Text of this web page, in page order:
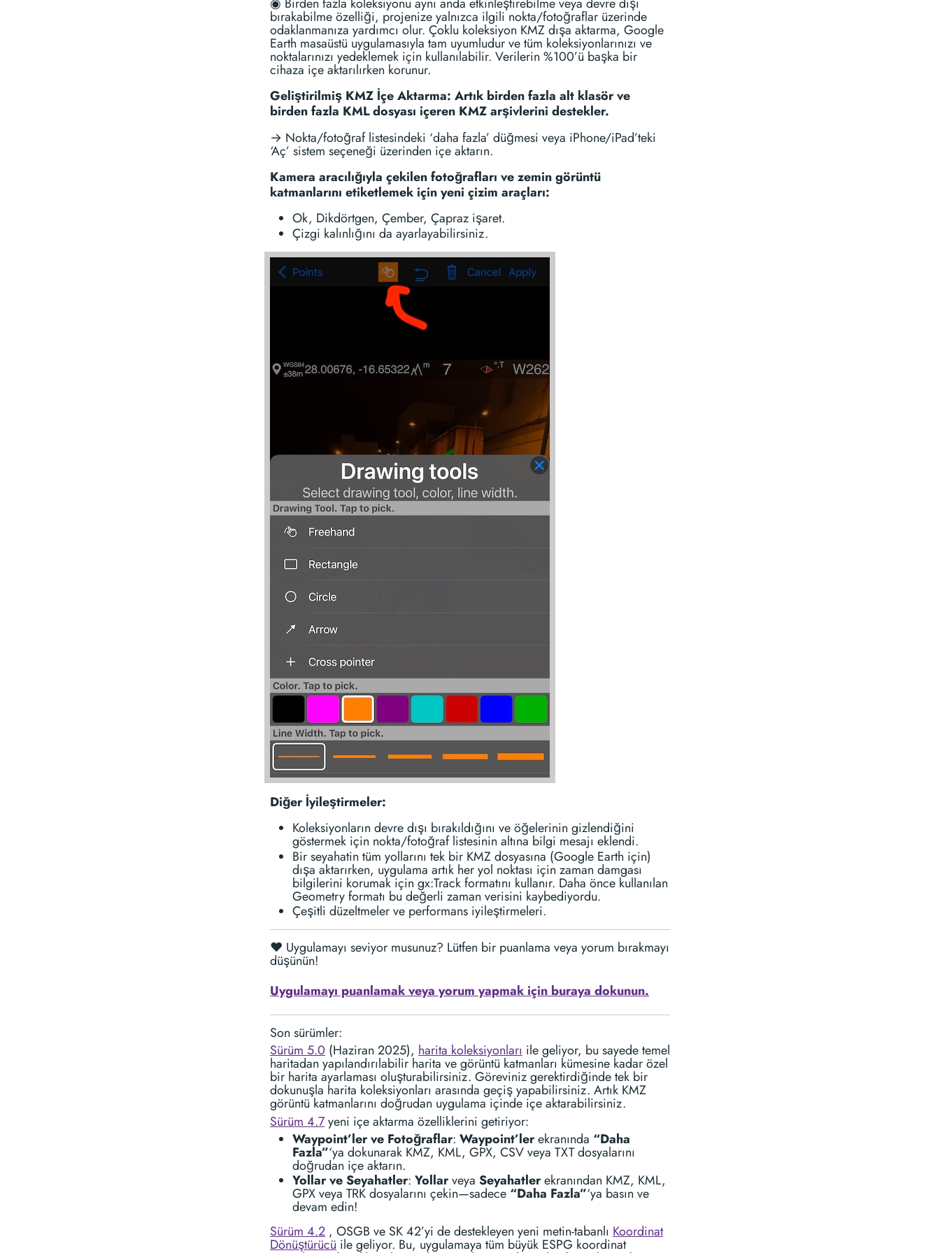
bırakabilme özelliği, projenize yalnızca ilgili nokta/fotoğraflar üzerinde
odaklanmanıza yardımcı olur. Çoklu koleksiyon KMZ dışa aktarma, Google
Earth masaüstü uygulamasıyla tam uyumludur ve tüm koleksiyonlarınızı ve
noktalarınızı yedeklemek için kullanılabilir. Verilerin %100’ü başka bir
cihaza içe aktarılırken korunur.
Geliştirilmiş KMZ İçe Aktarma: Artık birden fazla alt klasör ve
birden fazla KML dosyası içeren KMZ arşivlerini destekler.
→ Nokta/fotoğraf listesindeki ‘daha fazla’ düğmesi veya iPhone/iPad’teki
‘Aç’ sistem seçeneği üzerinden içe aktarın.
Kamera aracılığıyla çekilen fotoğrafları ve zemin görüntü
katmanlarını etiketlemek için yeni çizim araçları:
Ok, Dikdörtgen, Çember, Çapraz işaret.
Çizgi kalınlığını da ayarlayabilirsiniz.
Diğer İyileştirmeler:
Koleksiyonların devre dışı bırakıldığını ve öğelerinin gizlendiğini
göstermek için nokta/fotoğraf listesinin altına bilgi mesajı eklendi.
Bir seyahatin tüm yollarını tek bir KMZ dosyasına (Google Earth için)
dışa aktarırken, uygulama artık her yol noktası için zaman damgası
bilgilerini korumak için gx:Track formatını kullanır. Daha önce kullanılan
Geometry formatı bu değerli zaman verisini kaybediyordu.
Çeşitli düzeltmeler ve performans iyileştirmeleri.
❤️ Uygulamayı seviyor musunuz? Lütfen bir puanlama veya yorum bırakmayı
düşünün!
Uygulamayı puanlamak veya yorum yapmak için buraya dokunun.
Son sürümler:
Sürüm 5.0 (Haziran 2025), harita koleksiyonları ile geliyor, bu sayede temel
haritadan yapılandırılabilir harita ve görüntü katmanları kümesine kadar özel
bir harita ayarlaması oluşturabilirsiniz. Göreviniz gerektirdiğinde tek bir
dokunuşla harita koleksiyonları arasında geçiş yapabilirsiniz. Artık KMZ
görüntü katmanlarını doğrudan uygulama içinde içe aktarabilirsiniz.
Sürüm 4.7yeni içe aktarma özelliklerini getiriyor:
Waypoint’ler ve Fotoğraflar: Waypoint’lerekranında “Daha
Fazla”‘ya dokunarak KMZ, KML, GPX, CSV veya TXT dosyalarını
doğrudan içe aktarın.
Yollar ve Seyahatler: Yollarveya Seyahatlerekranından KMZ, KML,
GPX veya TRK dosyalarını çekin—sadece “Daha Fazla”‘ya basın ve
devam edin!
Sürüm 4.2 , OSGB ve SK 42’yi de destekleyen yeni metin-tabanlı Koordinat
Dönüştürücü ile geliyor. Bu, uygulamaya tüm büyük ESPG koordinat